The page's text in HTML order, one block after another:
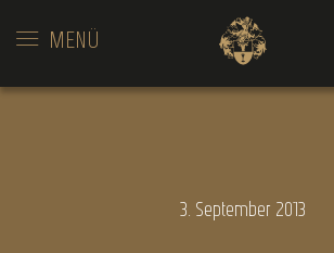
MENÜ
3. September 2013